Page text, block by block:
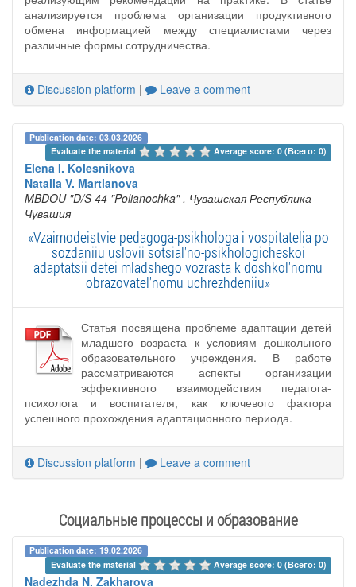
анализируется проблема организации продуктивного
обмена информацией между специалистами через
различные формы сотрудничества.
Discussion platform | Leave a comment
Publication date: 03.03.2026
Evaluate the material
Average score: 0 (Всего: 0)
Elena I. Kolesnikova
Natalia V. Martianova
MBDOU "D/S 44 "Polianochka" , Чувашская Республика -
Чувашия
«Vzaimodeistvie pedagoga-psikhologa i vospitatelia po
sozdaniiu uslovii sotsial'no-psikhologicheskoi
adaptatsii detei mladshego vozrasta k doshkol'nomu
obrazovatel'nomu uchrezhdeniiu»
Статья посвящена проблеме адаптации детей
младшего возраста к условиям дошкольного
образовательного учреждения. В работе
рассматриваются аспекты организации
эффективного взаимодействия педагога-
психолога и воспитателя, как ключевого фактора
успешного прохождения адаптационного периода.
Discussion platform | Leave a comment
Социальные процессы и образование
Publication date: 19.02.2026
Evaluate the material
Average score: 0 (Всего: 0)
Nadezhda N. Zakharova